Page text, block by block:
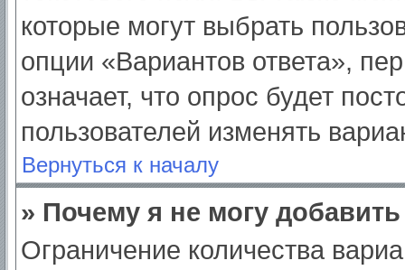
которые могут выбрать
опции «Вариантов ответа»,
означает, что опрос будет
пользователей изменять
Вернуться к началу
» Почему я не могу
Ограничение количества